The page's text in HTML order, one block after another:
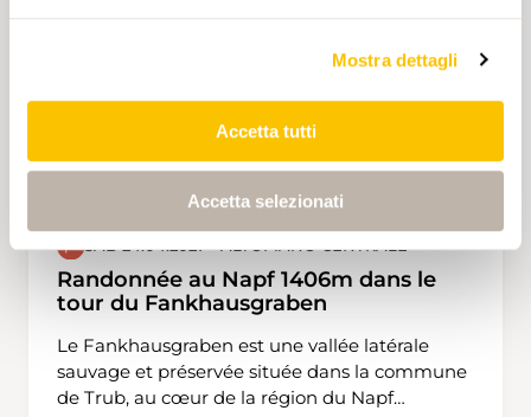
Mostra dettagli
Accetta tutti
Accetta selezionati
dit le Bélvedère pour admirer le Littoral. Nous
SAB 24.04.2027 • ALTOPIANO CENTRALE
Randonnée au Napf 1406m dans le
tour du Fankhausgraben
Le Fankhausgraben est une vallée latérale
sauvage et préservée située dans la commune
de Trub, au cœur de la région du Napf